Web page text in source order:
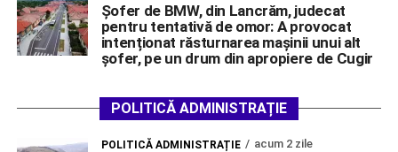
Șofer de BMW, din Lancrăm, judecat
pentru tentativă de omor: A provocat
intenționat răsturnarea mașinii unui alt
șofer, pe un drum din apropiere de Cugir
POLITICĂ ADMINISTRAȚIE
POLITICĂ ADMINISTRAȚIE acum 2 zile